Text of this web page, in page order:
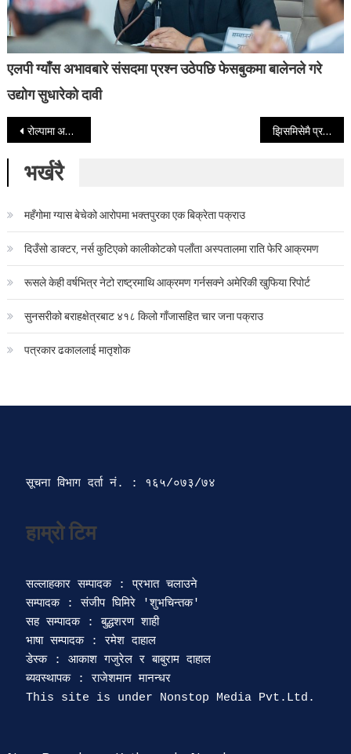
एलपी ग्याँस अभावबारे संसदमा प्रश्न उठेपछि फेसबुकमा बालेनले गरे
उद्योग सुधारेको दावी
Post navigation
रोल्पामा अज्ञात समूहद्वारा आगजनी झिसमिसेमै प्रहरीले विप्लवको गाउँ पसेर यसरी मच्चायो आतंक, महिला उत्रिए प्रतिकारमा
भर्खरै
महँगोमा ग्यास बेचेको आरोपमा भक्तपुरका एक बिक्रेता पक्राउ
दिउँसो डाक्टर, नर्स कुटिएको कालीकोटको पलाँता अस्पतालमा राति फेरि आक्रमण
रूसले केही वर्षभित्र नेटो राष्ट्रमाथि आक्रमण गर्नसक्ने अमेरिकी खुफिया रिपोर्ट
सुनसरीको बराहक्षेत्रबाट ४१८ किलो गाँजासहित चार जना पक्राउ
पत्रकार ढकाललाई मातृशोक
सूचना विभाग दर्ता‍ नं. : १६५/०७३/७४
हाम्रो टिम
सल्लाहकार सम्पादक : प्रभात चलाउने
सम्पादक : संजीप घिमिरे 'शुभचिन्तक'
सह सम्पादक : बुद्धशरण शाही
भाषा सम्पादक : रमेश दाहाल
डेस्क : आकाश गजुरेल र बाबुराम दाहाल
ब्यवस्थापक : राजेशमान मानन्धर